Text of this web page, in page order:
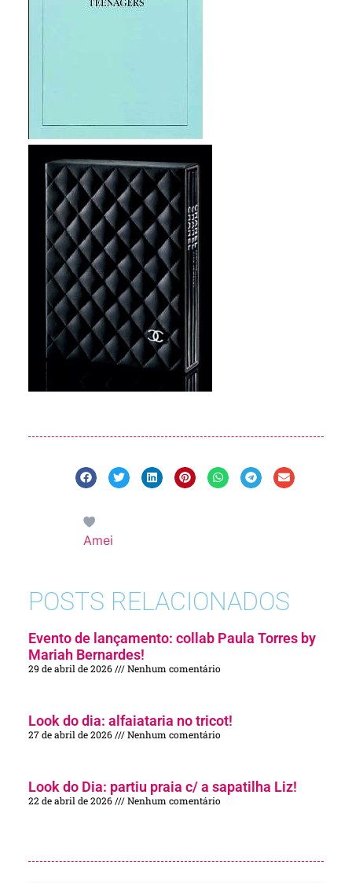
Amei
POSTS RELACIONADOS
Evento de lançamento: collab Paula Torres by
Mariah Bernardes!
29 de abril de 2026 Nenhum comentário
Look do dia: alfaiataria no tricot!
27 de abril de 2026 Nenhum comentário
Look do Dia: partiu praia c/ a sapatilha Liz!
22 de abril de 2026 Nenhum comentário